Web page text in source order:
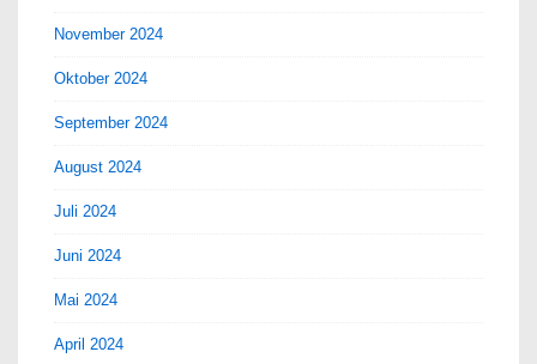
November 2024
Oktober 2024
September 2024
August 2024
Juli 2024
Juni 2024
Mai 2024
April 2024